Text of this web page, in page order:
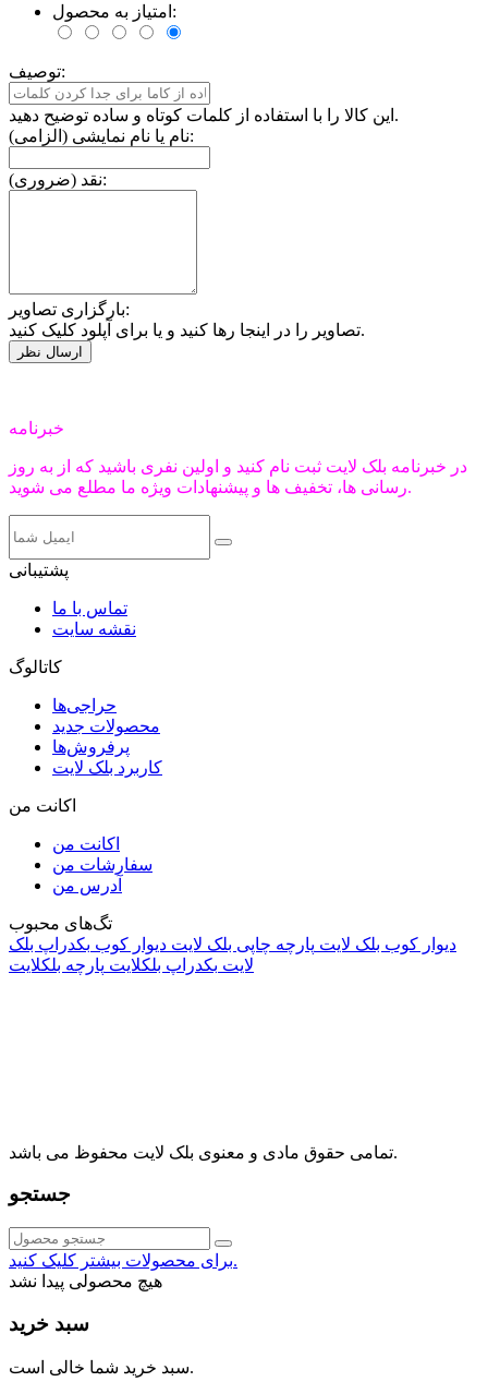
امتیاز به محصول:
توصیف:
این کالا را با استفاده از کلمات کوتاه و ساده توضیح دهید.
نام یا نام نمایشی (الزامی):
نقد (ضروری):
بارگزاری تصاویر:
تصاویر را در اینجا رها کنید و یا برای آپلود کلیک کنید.
خبرنامه
در خبرنامه بلک لایت ثبت نام کنید و اولین نفری باشید که از به روز
رسانی ها، تخفیف ها و پیشنهادات ویژه ما مطلع می شوید.
پشتیبانی
تماس با ما
نقشه سایت
کاتالوگ
حراجی‌ها
محصولات جدید
پرفروش‌ها
کاربرد بلک لایت
اکانت من
اکانت من
سفارشات من
آدرس من
تگ‌های محبوب
دیوار کوب بلک لایت پارچه چاپی بلک لایت دیوار کوب بکدراپ بلک
لایت بکدراپ بلکلایت پارچه بلکلایت
تمامی حقوق مادی و معنوی بلک لایت محفوظ می باشد.
جستجو
برای محصولات بیشتر کلیک کنید.
هیچ محصولی پیدا نشد
سبد خرید
سبد خرید شما خالی است.